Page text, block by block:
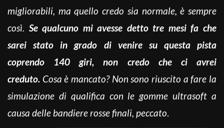
migliorabili, ma quello credo sia normale, è sempre
così. Se qualcuno mi avesse detto tre mesi fa che
sarei stato in grado di venire su questa pista
coprendo 140 giri, non credo che ci avrei
creduto. Cosa è mancato? Non sono riuscito a fare la
simulazione di qualifica con le gomme ultrasoft a
causa delle bandiere rosse finali, peccato.